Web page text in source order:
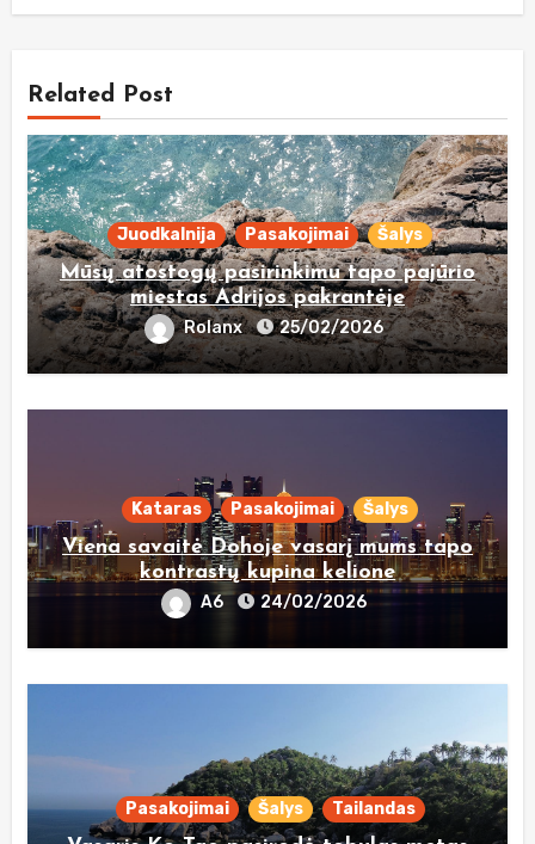
Related Post
Juodkalnija Pasakojimai Šalys
Mūsų atostogų pasirinkimu tapo pajūrio
miestas Adrijos pakrantėje
Rolanx 25/02/2026
Kataras Pasakojimai Šalys
Viena savaitė Dohoje vasarį mums tapo
kontrastų kupina kelione
A6 24/02/2026
Pasakojimai Šalys Tailandas